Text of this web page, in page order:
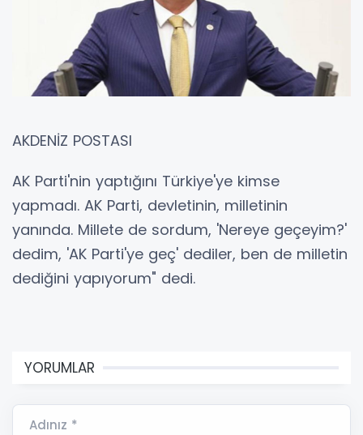
AKDENİZ POSTASI
AK Parti'nin yaptığını Türkiye'ye kimse
yapmadı. AK Parti, devletinin, milletinin
yanında. Millete de sordum, 'Nereye geçeyim?'
dedim, 'AK Parti'ye geç' dediler, ben de milletin
dediğini yapıyorum" dedi.
YORUMLAR
Adınız *